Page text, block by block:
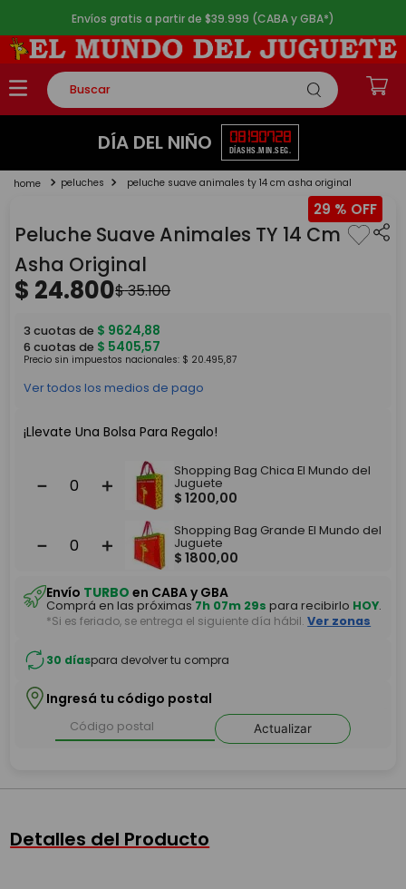
Envíos gratis a partir de $39.999 (CABA y GBA*)
Buscar
TÉRMINOS MÁS BUSCADOS
2.
lego
monopatin
5. toy story
DÍA DEL NIÑO 08
DÍAS
19
HS.
07
MIN.
28
SEG.
peluches peluche suave animales ty 14 cm asha original
29 %
Peluche Suave Animales TY 14 Cm
Asha Original
$ 24.800$35.100
3 cuotas de $ 9624,88
6 cuotas de $ 5405,57
Precio sin impuestos nacionales: $ 20.495,87
Ver todos los medios de pago
¡Llevate Una Bolsa Para Regalo!
＋
－
Shopping Bag Chica El Mundo del
Juguete
$ 1200,00
＋
－
Shopping Bag Grande El Mundo del
Juguete
$ 1800,00
Envío TURBO en CABA y GBA
Comprá en las próximas7h 07m 29s para recibirlo HOY.
*Si es feriado, se entrega el siguiente día hábil. Ver zonas
30 díaspara devolver tu compra
Ingresá tu código postal
Actualizar
Detalles del Producto